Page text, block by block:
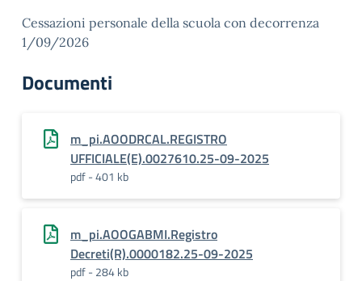
Cessazioni personale della scuola con decorrenza
1/09/2026
Documenti
m_pi.AOODRCAL.REGISTRO
UFFICIALE(E).0027610.25-09-2025
pdf - 401 kb
m_pi.AOOGABMI.Registro
Decreti(R).0000182.25-09-2025
pdf - 284 kb